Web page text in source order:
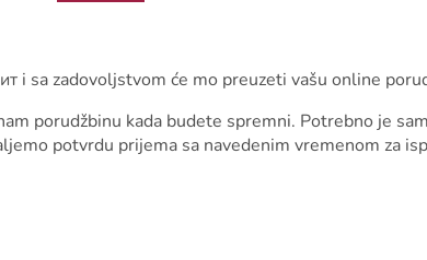
i sa zadovoljstvom će mo preuzeti vašu online
porudžbinu kada budete spremni. Potrebno je
potvrdu prijema sa navedenim vremenom za